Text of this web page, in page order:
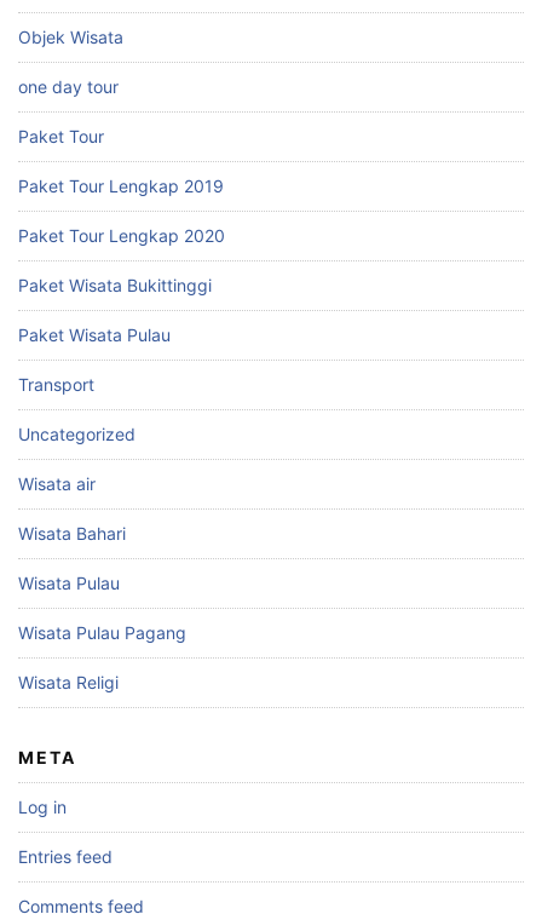
Objek Wisata
one day tour
Paket Tour
Paket Tour Lengkap 2019
Paket Tour Lengkap 2020
Paket Wisata Bukittinggi
Paket Wisata Pulau
Transport
Uncategorized
Wisata air
Wisata Bahari
Wisata Pulau
Wisata Pulau Pagang
Wisata Religi
META
Log in
Entries feed
Comments feed